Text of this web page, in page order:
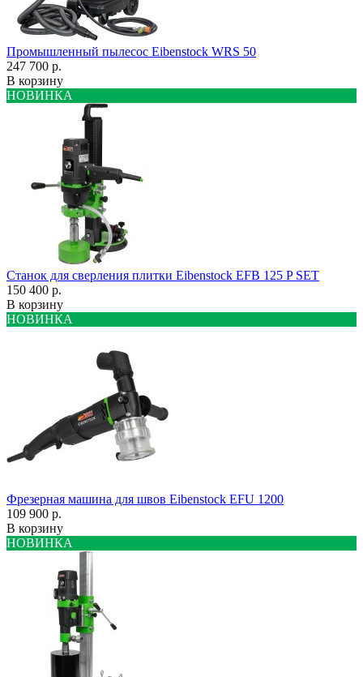
Промышленный пылесос Eibenstock WRS 50
247 700 р.
В корзину
НОВИНКА
Станок для сверления плитки Eibenstock EFB 125 P SET
150 400 р.
В корзину
НОВИНКА
Фрезерная машина для швов Eibenstock EFU 1200
109 900 р.
В корзину
НОВИНКА